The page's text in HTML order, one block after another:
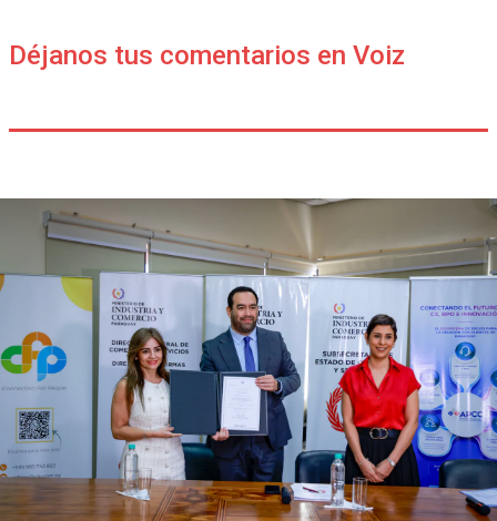
Déjanos tus comentarios en Voiz